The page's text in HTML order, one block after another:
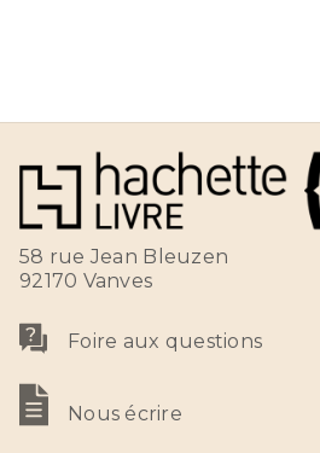
58 rue Jean Bleuzen
92170 Vanves
Foire aux questions
Nous écrire